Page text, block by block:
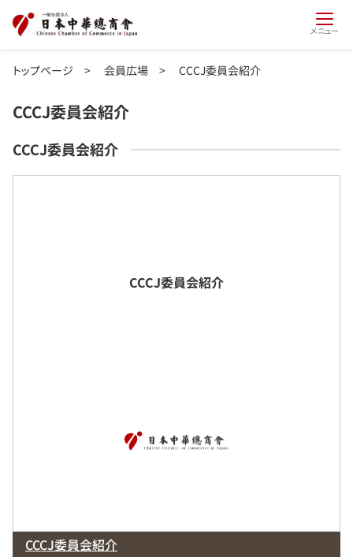
メニュー
トップページ > 会員広場 > CCCJ委員会紹介
CCCJ委員会紹介
CCCJ委員会紹介
CCCJ委員会紹介
CCCJ委員会紹介